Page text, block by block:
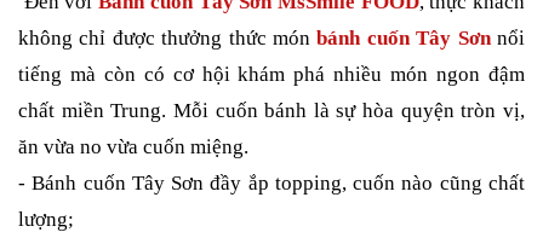
không chỉ được thưởng thức mónbánh cuốn Tây Sơnnổi
tiếng mà còn có cơ hội khám phá nhiều món ngon đậm
chất miền Trung. Mỗi cuốn bánh là sự hòa quyện tròn vị,
ăn vừa no vừa cuốn miệng.
- Bánh cuốn Tây Sơn đầy ắp topping, cuốn nào cũng chất
lượng;